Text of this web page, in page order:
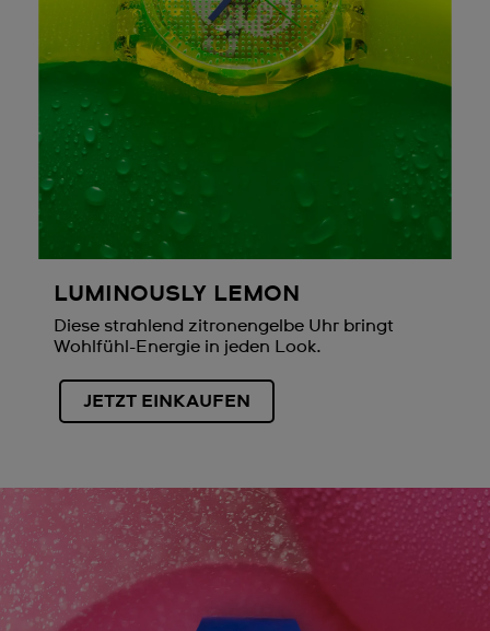
LUMINOUSLY LEMON
Diese strahlend zitronengelbe Uhr bringt
Wohlfühl-Energie in jeden Look.
JETZT EINKAUFEN